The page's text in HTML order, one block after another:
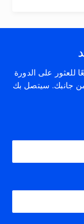
للعثور على الدورة
من جانبك. سيتصل بك